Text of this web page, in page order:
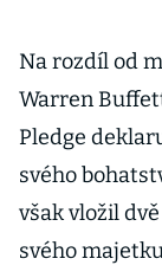
Na rozdíl od
Warren
Pledge
svého
však vložil
svého